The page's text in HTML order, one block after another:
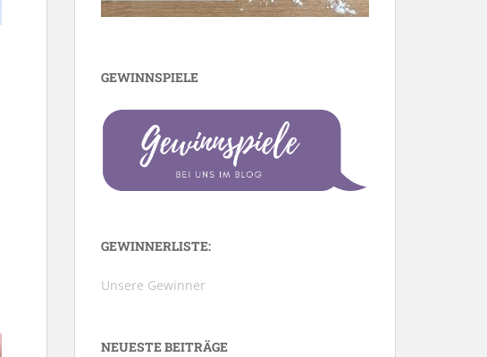
GEWINNSPIELE
GEWINNERLISTE:
Unsere Gewinner
NEUESTE BEITRÄGE